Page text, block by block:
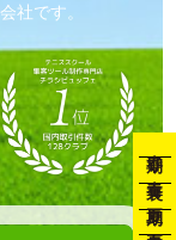
社です。
春裏
夏期